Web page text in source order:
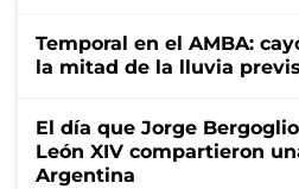
Temporal en el AMBA:
la mitad de la lluvia
El día que Jorge
León XIV compartieron
Argentina